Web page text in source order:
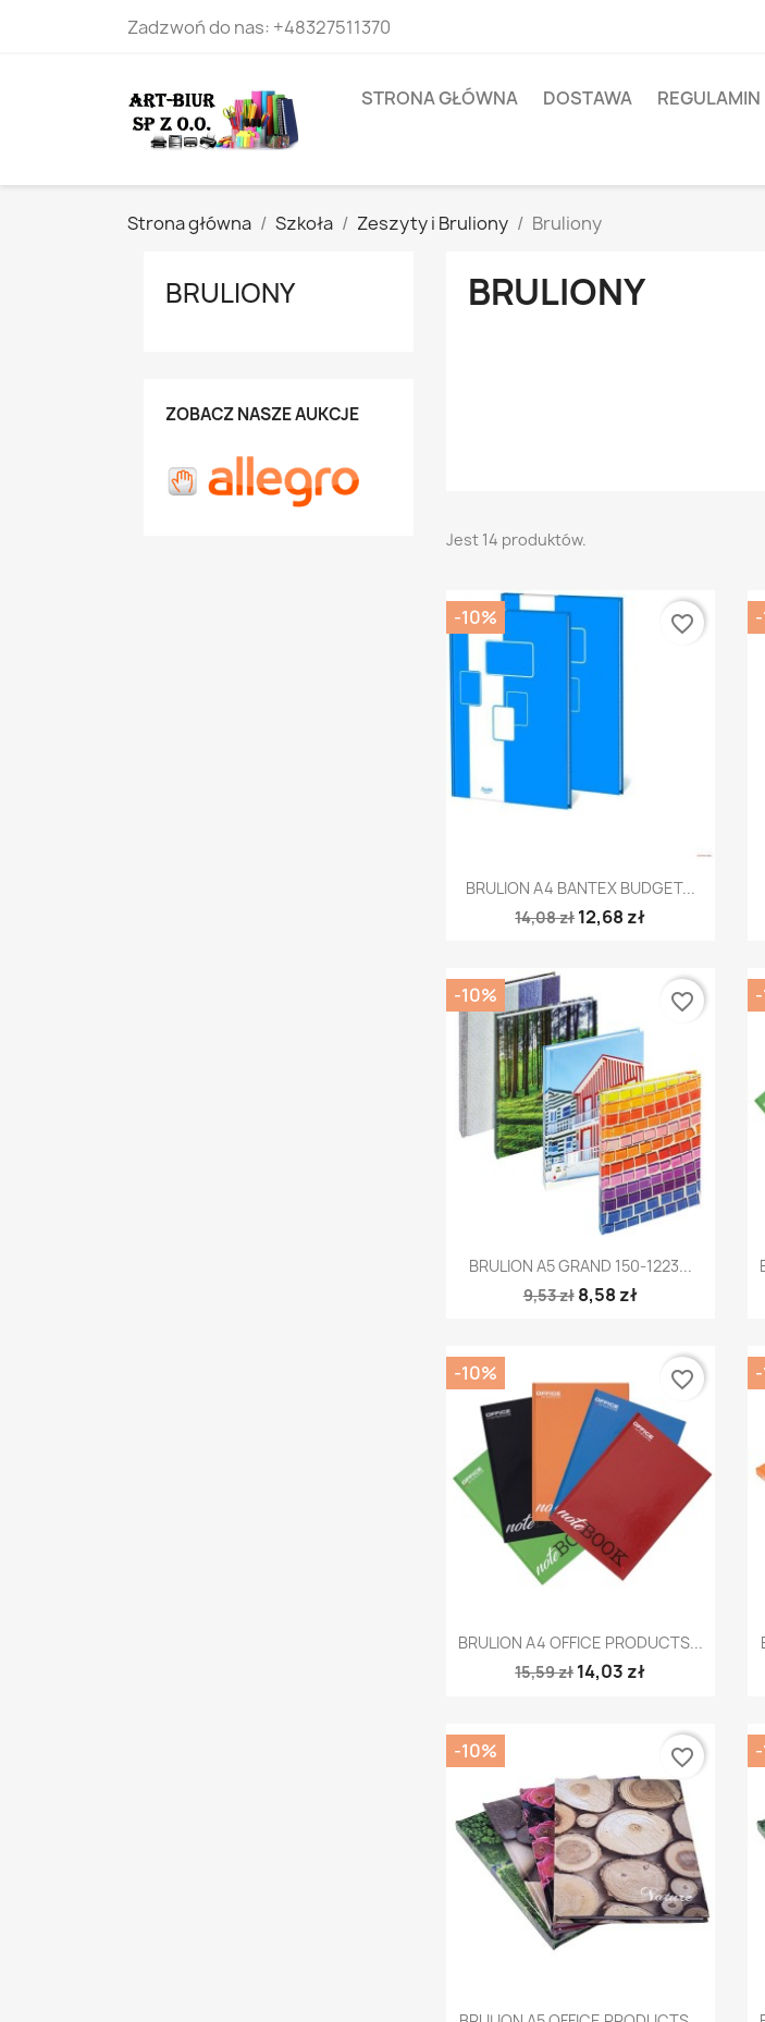
Zadzwoń do nas: +48327511370
STRONA GŁÓWNA DOSTAWA
Strona główna Szkoła Zeszyty i Bruliony Bruliony
BRULIONY
ZOBACZ NASZE AUKCJE
BRULIONY
Jest 14 produktów.
Szybki podgląd
BRULION A4 BANTEX BUDGET...
14,08 zł12,68 zł
-10% favorite_border
Szybki podgląd
BRULION A5 GRAND 150-1223...
9,53 zł 8,58 zł
-10% favorite_border
Szybki podgląd
BRULION A4 OFFICE PRODUCTS...
15,59 zł14,03 zł
-10% favorite_border
Szybki podgląd
-10% favorite_border